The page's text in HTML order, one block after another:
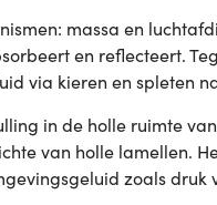
massa en
en reflecteert.
via kieren en spleten
in de holle ruimte
van holle lamellen.
zoals druk